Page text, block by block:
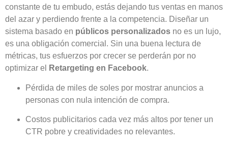
constante de tu embudo, estás dejando tus ventas en manos
del azar y perdiendo frente a la competencia. Diseñar un
sistema basado en públicos personalizados no es un lujo,
es una obligación comercial. Sin una buena lectura de
métricas, tus esfuerzos por crecer se perderán por no
optimizar el
Retargeting en Facebook.
Pérdida de miles de soles por mostrar anuncios a
personas con nula intención de compra.
Costos publicitarios cada vez más altos por tener un
CTR pobre y creatividades no relevantes.